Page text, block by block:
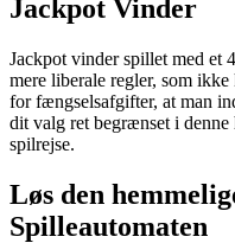
Jackpot Vinder
Jackpot vinder spillet med et
mere liberale regler, som
for fængselsafgifter, at man
dit valg ret begrænset i denne
spilrejse.
Løs den
Spilleautomaten